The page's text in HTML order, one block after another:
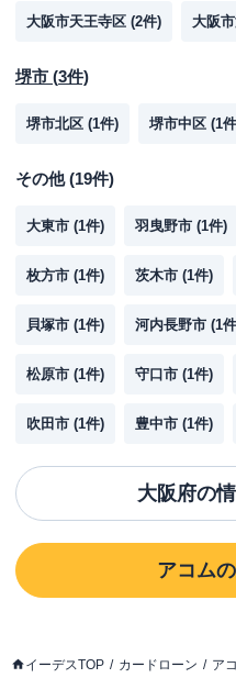
大阪市天王寺区 (2件) 大阪
堺市 (3件)
堺市北区 (1件) 堺市中区 (1
その他(19件)
大東市 (1件) 羽曳野市 (1件)
枚方市 (1件) 茨木市 (1件)
貝塚市 (1件) 河内長野市 (1
松原市 (1件) 守口市 (1件)
吹田市 (1件) 豊中市 (1件)
大阪府の
アコム
イーデスTOP カードローン ア